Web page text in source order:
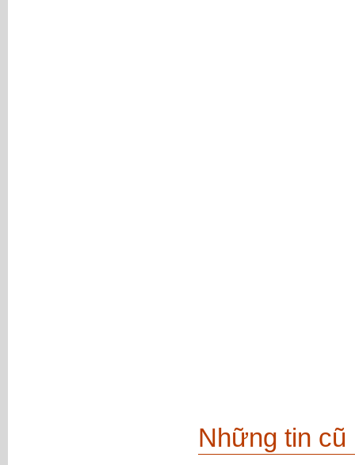
Những tin cũ